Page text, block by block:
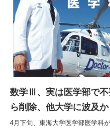
REAL
SMART
BPaaS
数学Ⅲ、実は医学部で
ら削除、他大学に波及か
4月下旬、東海大学医学部医学科